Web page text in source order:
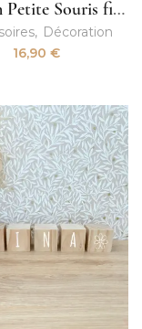
Coussin Petite Souris fille
Décoration
16,90€